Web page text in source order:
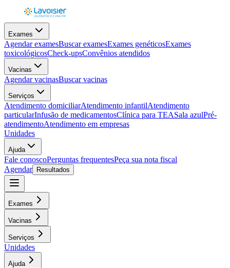
Exames
Agendar examesBuscar examesExames genéticosExames
toxicológicosCheck-upsConvênios atendidos
Vacinas
Agendar vacinasBuscar vacinas
Serviços
Atendimento domiciliarAtendimento infantilAtendimento
particularInfusão de medicamentosClínica para TEASala azulPré-
atendimentoAtendimento em empresas
Unidades
Ajuda
Fale conoscoPerguntas frequentesPeça sua nota fiscal
Agendar
Resultados
Exames
Vacinas
Serviços
Unidades
Ajuda